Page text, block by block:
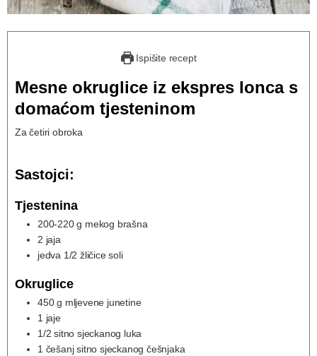
Ispišite recept
Mesne okruglice iz ekspres lonca s
domaćom tjesteninom
Za četiri obroka
Sastojci:
Tjestenina
200-220 g mekog brašna
2 jaja
jedva 1/2 žličice soli
Okruglice
450 g mljevene junetine
1 jaje
1/2 sitno sjeckanog luka
1 češanj sitno sjeckanog češnjaka